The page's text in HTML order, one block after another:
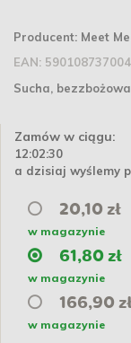
Producent: Meet
EAN:
Sucha,
Zamów w ciągu:
12:02:29
a dzisiaj wyślemy
20,10 zł
w magazynie
61,80 zł
w magazynie
166,90
w magazynie